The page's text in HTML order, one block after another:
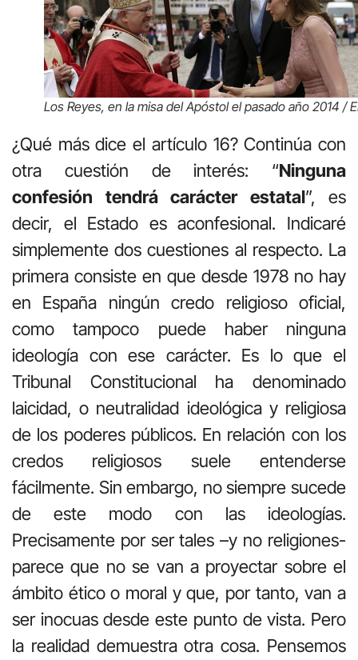
Los Reyes, en la misa del Apóstol el pasado año 2014 /
¿Qué más dice el artículo 16? Continúa con
otra cuestión de interés: “Ninguna
confesión tendrá carácter estatal”, es
decir, el Estado es aconfesional. Indicaré
simplemente dos cuestiones al respecto. La
primera consiste en que desde 1978 no hay
en España ningún credo religioso oficial,
como tampoco puede haber ninguna
ideología con ese carácter. Es lo que el
Tribunal Constitucional ha denominado
laicidad, o neutralidad ideológica y religiosa
de los poderes públicos. En relación con los
credos religiosos suele entenderse
fácilmente. Sin embargo, no siempre sucede
de este modo con las ideologías.
Precisamente por ser tales –y no religiones-
parece que no se van a proyectar sobre el
ámbito ético o moral y que, por tanto, van a
ser inocuas desde este punto de vista. Pero
la realidad demuestra otra cosa. Pensemos